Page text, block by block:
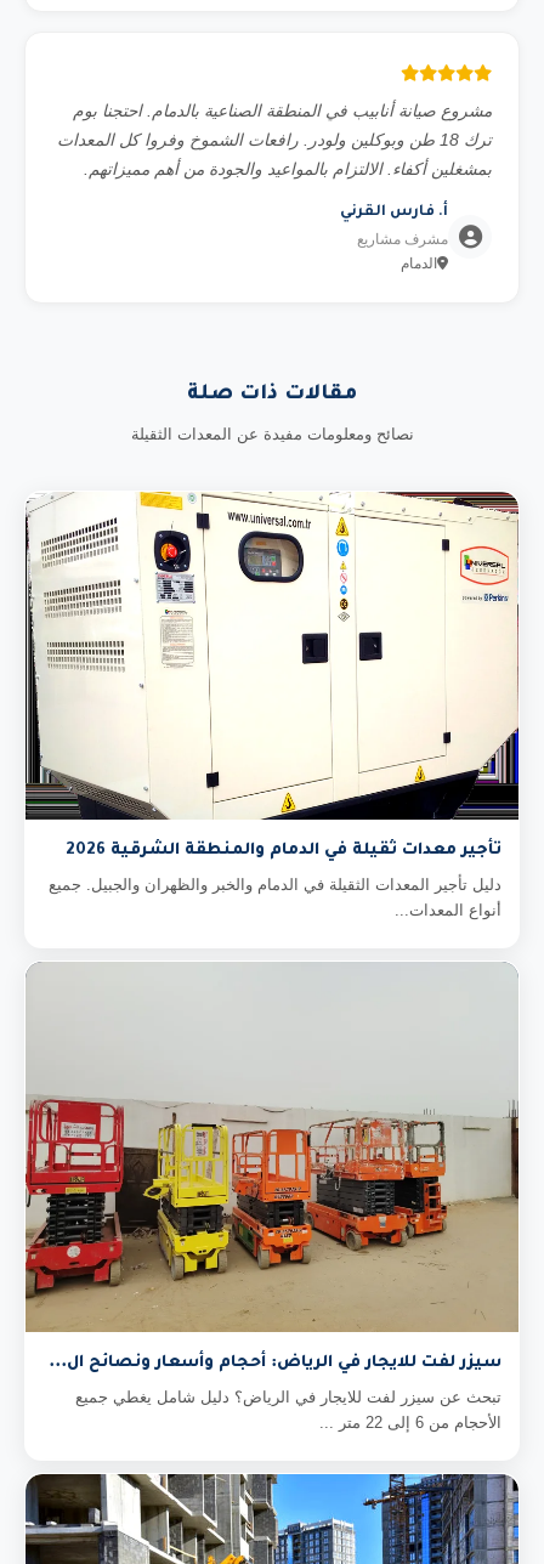
مشروع صيانة أنابيب في المنطقة الصناعية بالدمام. احتجنا بوم
ترك 18 طن وبوكلين ولودر. رافعات الشموخ وفروا كل المعدات
بمشغلين أكفاء. الالتزام بالمواعيد والجودة من أهم مميزاتهم.
أ. فارس القرني
مشرف مشاريع
الدمام
مقالات ذات صلة
نصائح ومعلومات مفيدة عن المعدات الثقيلة
تأجير معدات ثقيلة في الدمام والمنطقة الشرقية 2026
دليل تأجير المعدات الثقيلة في الدمام والخبر والظهران والجبيل. جميع
أنواع المعدات...
سيزر لفت للايجار في الرياض: أحجام وأسعار ونصائح ال...
تبحث عن سيزر لفت للايجار في الرياض؟ دليل شامل يغطي جميع
الأحجام من 6 إلى 22 متر ...